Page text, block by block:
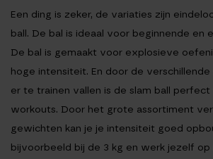
Een ding is zeker, de variaties zijn
ball. De bal is ideaal voor beginnende en
De bal is gemaakt voor explosieve
hoge intensiteit. En door de
er te trainen vallen is de slam ball
workouts. Door het grote assortiment
gewichten kan je je intensiteit goed
bijvoorbeeld bij de 3 kg en werk jezelf op